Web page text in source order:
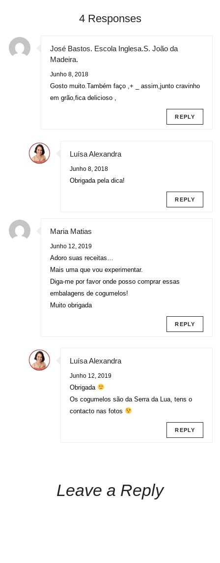
4 Responses
José Bastos. Escola Inglesa.S. João da
Madeira.
Junho 8, 2018
Gosto muito.Também faço ,+ _ assim,junto cravinho
em grão,fica delicioso ,
REPLY
Luísa Alexandra
Junho 8, 2018
Obrigada pela dica!
REPLY
Maria Matias
Junho 12, 2019
Adoro suas receitas…
Mais uma que vou experimentar.
Diga-me por favor onde posso comprar essas
embalagens de cogumelos!
Muito obrigada
REPLY
Luísa Alexandra
Junho 12, 2019
Obrigada
Os cogumelos são da Serra da Lua, tens o
contacto nas fotos
REPLY
Leave a Reply